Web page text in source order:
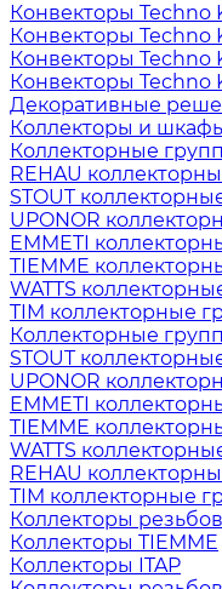
Конвекторы Techno
Конвекторы Techno
Конвекторы Techno
Конвекторы Techno
Декоративные
Коллекторы и
Коллекторные
REHAU
STOUT
UPONOR
EMMETI
TIEMME
WATTS
TIM коллекторные
Коллекторные
STOUT
UPONOR
EMMETI
TIEMME
WATTS
REHAU
TIM коллекторные
Коллекторы
Коллекторы TIEMME
Коллекторы ITAP